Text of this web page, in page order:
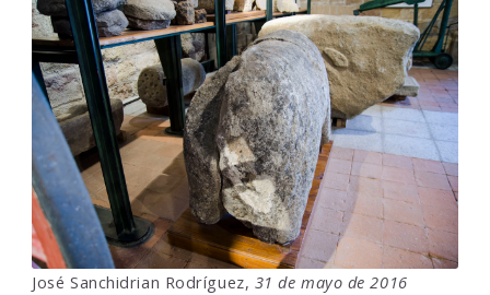
José Sanchidrian Rodríguez, 31 de mayo de 2016